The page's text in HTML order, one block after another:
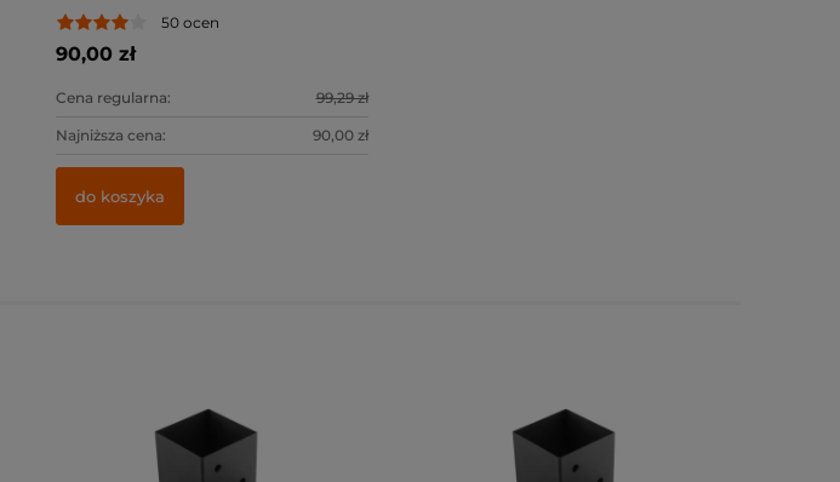
50 ocen
90,00 zł
Cena regularna: 99,29 zł
Najniższa cena: 90,00 zł
do koszyka